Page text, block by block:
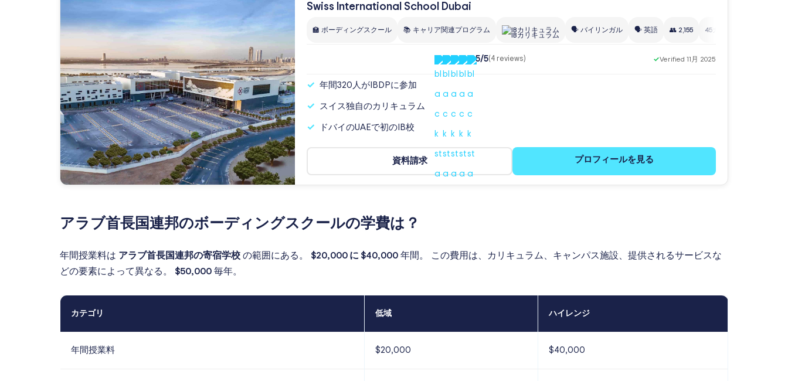
Swiss International School Dubai
🏫 ボーディングスクール 📚 キャリア関連プログラム IBカリキュラム 🗣️ バイリンガル 🗣️ 英語 👥 2,155 45カ国以上
5/5(4 reviews) ✓Verified 11月 2025
年間320人がIBDPに参加
スイス独自のカリキュラム
ドバイのUAEで初のIB校
資料請求 プロフィールを見る
アラブ首長国連邦のボーディングスクールの学費は？
年間授業料は アラブ首長国連邦の寄宿学校 の範囲にある。 $20,000 に $40,000 年間。 この費用は、カリキュラム、キャンパス施設、提供されるサービスな
どの要素によって異なる。 $50,000 毎年。
カテゴリ 低域 ハイレンジ
年間授業料 $20,000 $40,000